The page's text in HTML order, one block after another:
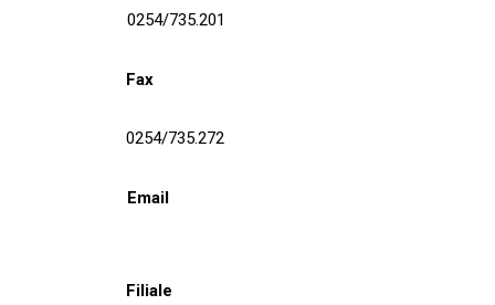
0254/735.201
Fax
0254/735.272
Email
Filiale